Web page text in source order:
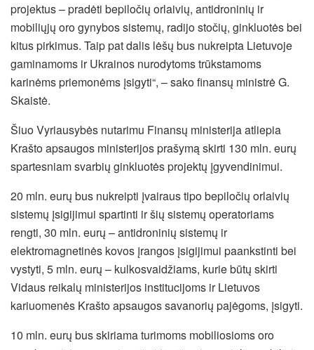
projektus – pradėti bepiločių orlaivių, antidroninių ir
mobiliųjų oro gynybos sistemų, radijo stočių, ginkluotės bei
kitus pirkimus. Taip pat dalis lėšų bus nukreipta Lietuvoje
gaminamoms ir Ukrainos nurodytoms trūkstamoms
karinėms priemonėms įsigyti“, – sako finansų ministrė G.
Skaistė.
Šiuo Vyriausybės nutarimu Finansų ministerija atliepia
Krašto apsaugos ministerijos prašymą skirti 130 mln. eurų
spartesniam svarbių ginkluotės projektų įgyvendinimui.
20 mln. eurų bus nukreipti įvairaus tipo bepiločių orlaivių
sistemų įsigijimui spartinti ir šių sistemų operatoriams
rengti, 30 mln. eurų – antidroninių sistemų ir
elektromagnetinės kovos įrangos įsigijimui paankstinti bei
vystyti, 5 mln. eurų – kulkosvaidžiams, kurie būtų skirti
Vidaus reikalų ministerijos institucijoms ir Lietuvos
kariuomenės Krašto apsaugos savanorių pajėgoms, įsigyti.
10 mln. eurų bus skiriama turimoms mobiliosioms oro